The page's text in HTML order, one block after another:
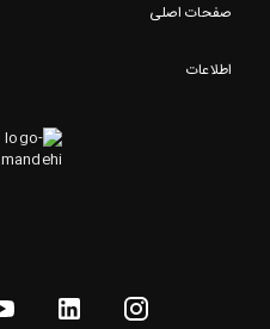
صفحات اصلی
اطلاعات